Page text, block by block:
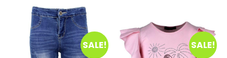
SALE! SALE!